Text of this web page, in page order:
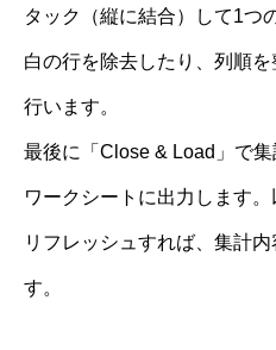
タック（縦に結合）して1つ
白の行を除去したり、列順
行います。
最後に「Close & Load」で
ワークシートに出力します
リフレッシュすれば、集計
す。